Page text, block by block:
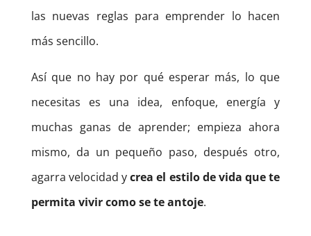
las nuevas reglas para emprender lo hacen
más sencillo.
Así que no hay por qué esperar más, lo que
necesitas es una idea, enfoque, energía y
muchas ganas de aprender; empieza ahora
mismo, da un pequeño paso, después otro,
agarra velocidad ycrea el estilo de vida que te
permita vivir como se te antoje.